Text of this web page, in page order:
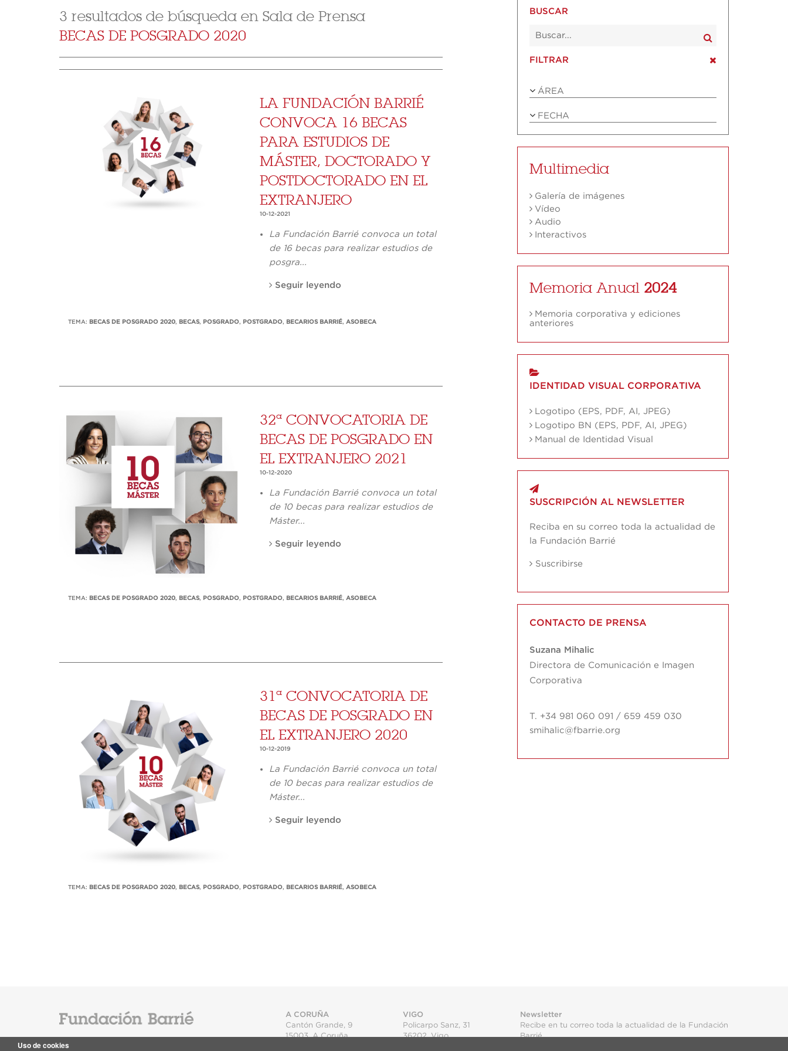
BUSCAR
FILTRAR
ÁREA
FECHA
Multimedia
Galería de imágenes
Vídeo
Audio
Interactivos
Memoria Anual 2024
Memoria corporativa y ediciones
anteriores
IDENTIDAD VISUAL CORPORATIVA
Logotipo (EPS, PDF, AI, JPEG)
Logotipo BN (EPS, PDF, AI, JPEG)
Manual de Identidad Visual
SUSCRIPCIÓN AL NEWSLETTER
Reciba en su correo toda la actualidad de
la Fundación Barrié
Suscribirse
CONTACTO DE PRENSA
Suzana Mihalic
Directora de Comunicación e Imagen
Corporativa
T. +34 981 060 091 / 659 459 030
smihalic@fbarrie.org
3 resultados de búsqueda en Sala de Prensa
BECAS DE POSGRADO 2020
LA FUNDACIÓN BARRIÉ
CONVOCA 16 BECAS
PARA ESTUDIOS DE
MÁSTER, DOCTORADO Y
POSTDOCTORADO EN EL
EXTRANJERO
10-12-2021
La Fundación Barrié convoca un total
de 16 becas para realizar estudios de
posgra...
Seguir leyendo
TEMA: BECAS DE POSGRADO 2020, BECAS, POSGRADO, POSTGRADO, BECARIOS BARRIÉ, ASOBECA
32ª CONVOCATORIA DE
BECAS DE POSGRADO EN
EL EXTRANJERO 2021
10-12-2020
La Fundación Barrié convoca un total
de 10 becas para realizar estudios de
Máster...
Seguir leyendo
TEMA: BECAS DE POSGRADO 2020, BECAS, POSGRADO, POSTGRADO, BECARIOS BARRIÉ, ASOBECA
31ª CONVOCATORIA DE
BECAS DE POSGRADO EN
EL EXTRANJERO 2020
10-12-2019
La Fundación Barrié convoca un total
de 10 becas para realizar estudios de
Máster...
Seguir leyendo
TEMA: BECAS DE POSGRADO 2020, BECAS, POSGRADO, POSTGRADO, BECARIOS BARRIÉ, ASOBECA
A CORUÑA
Cantón Grande, 9
15003,A Coruña
VIGO
Policarpo Sanz, 31
36202,Vigo
Newsletter
Recibe en tu correo toda la actualidad de la Fundación
Barrié
Uso de cookies